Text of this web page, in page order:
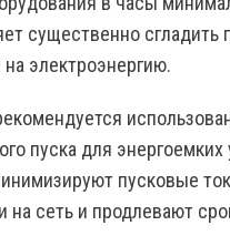
существенно сгладить
электроэнергию.
пуска для энергоемких
пусковые
на сеть и продлевают